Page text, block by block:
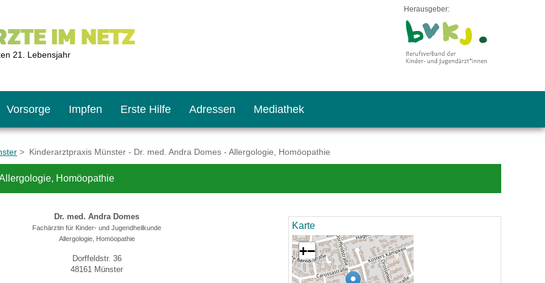
IM NETZ
21. Lebensjahr
Herausgeber:
Vorsorge Impfen Erste Hilfe Adressen Mediathek
> Kinderarztpraxis Münster - Dr. med. Andra Domes - Allergologie, Homöopathie
Homöopathie
Dr. med. Andra Domes
Fachärztin für Kinder- und Jugendheilkunde
Allergologie, Homöopathie
Dorffeldstr. 36
48161 Münster
Karte
+−